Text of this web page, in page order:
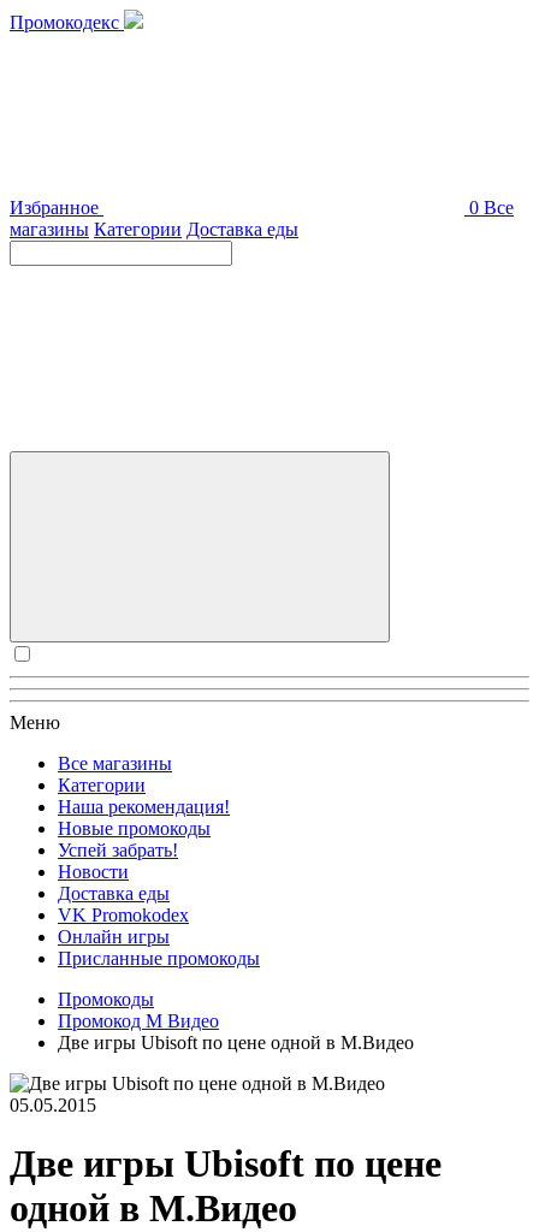
Промокодекс
Избранное 0 Все
магазины Категории Доставка еды
Меню
Все магазины
Категории
Наша рекомендация!
Новые промокоды
Успей забрать!
Новости
Доставка еды
VK Promokodex
Онлайн игры
Присланные промокоды
Промокоды
Промокод М Видео
Две игры Ubisoft по цене одной в М.Видео
05.05.2015
Две игры Ubisoft по цене
одной в М.Видео